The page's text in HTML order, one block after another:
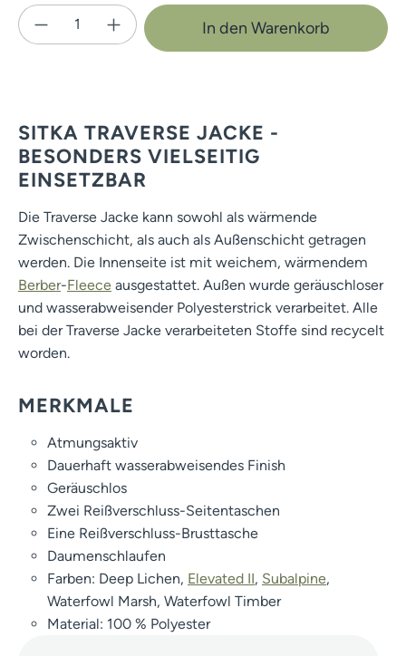
Produkt Anzahl: Gib den gewünschten
In den Warenkorb
SITKA TRAVERSE JACKE -
BESONDERS VIELSEITIG
EINSETZBAR
Die Traverse Jacke kann sowohl als wärmende
Zwischenschicht, als auch als Außenschicht getragen
werden. Die Innenseite ist mit weichem, wärmendem
Berber-Fleece ausgestattet. Außen wurde geräuschloser
und wasserabweisender Polyesterstrick verarbeitet. Alle
bei der Traverse Jacke verarbeiteten Stoffe sind recycelt
worden.
MERKMALE
Atmungsaktiv
Dauerhaft wasserabweisendes Finish
Geräuschlos
Zwei Reißverschluss-Seitentaschen
Eine Reißverschluss-Brusttasche
Daumenschlaufen
Farben: Deep Lichen, Elevated II, Subalpine,
Waterfowl Marsh, Waterfowl Timber
Material: 100 % Polyester